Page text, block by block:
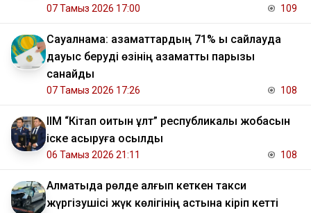
07 Тамыз 2026 17:00 109
Сауалнама: азаматтардың 71% ы сайлауда
дауыс беруді өзінің азаматтық парызы
санайды
07 Тамыз 2026 17:26 108
ІІМ “Кітап оқитын ұлт” республикалық жобасын
іске асыруға қосылды
06 Тамыз 2026 21:11 108
Алматыда рөлде қалғып кеткен такси
жүргізушісі жүк көлігінің астына кіріп кетті